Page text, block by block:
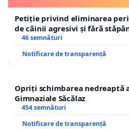
Petiție privind eliminarea
de câinii agresivi și fără
46 semnături
Notificare de transparență
Opriți schimbarea nedreaptă
Gimnaziale Săcălaz
454 semnături
Notificare de transparență